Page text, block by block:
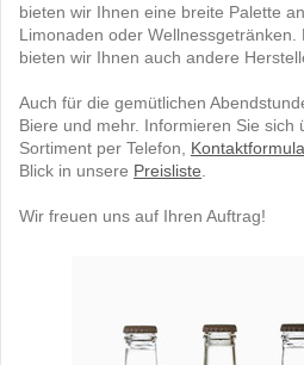
bieten wir Ihnen eine breite Palette
Limonaden oder
bieten wir Ihnen auch andere
Auch für die gemütlichen
Biere und mehr. Informieren Sie sich
Sortiment per Telefon,
Blick in unsere Preisliste
Wir freuen uns auf Ihren Auftrag!